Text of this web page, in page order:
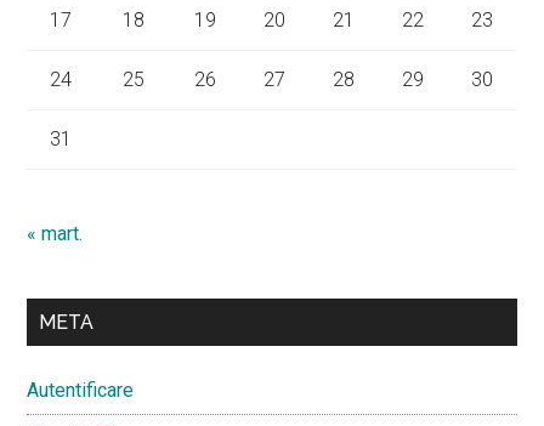
17 18 19 20 21 22 23
24 25 26 27 28 29 30
31
« mart.
META
Autentificare